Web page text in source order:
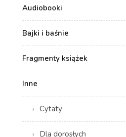
Audiobooki
Bajki i baśnie
Fragmenty książek
Inne
Cytaty
Dla dorosłych